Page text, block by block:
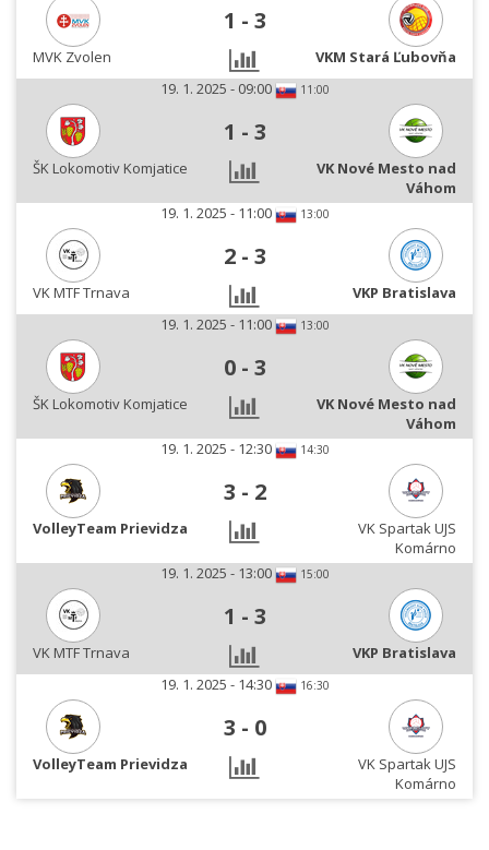
1 - 3
MVK Zvolen
VKM Stará Ľubovňa
19. 1. 2025 - 09:00
11:00
1 - 3
ŠK Lokomotiv Komjatice
VK Nové Mesto nad
Váhom
19. 1. 2025 - 11:00
13:00
2 - 3
VK MTF Trnava
VKP Bratislava
19. 1. 2025 - 11:00
13:00
0 - 3
ŠK Lokomotiv Komjatice
VK Nové Mesto nad
Váhom
19. 1. 2025 - 12:30
14:30
3 - 2
VolleyTeam Prievidza
VK Spartak UJS
Komárno
19. 1. 2025 - 13:00
15:00
1 - 3
VK MTF Trnava
VKP Bratislava
19. 1. 2025 - 14:30
16:30
3 - 0
VolleyTeam Prievidza
VK Spartak UJS
Komárno